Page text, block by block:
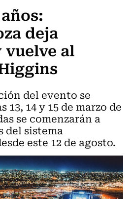
deja
al
del evento se
13, 14 y 15 de marzo de
se comenzarán a
del sistema
este 12 de agosto.